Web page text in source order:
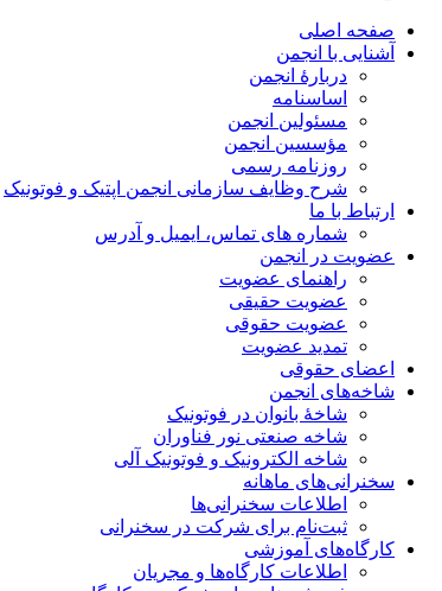
صفحه اصلی
آشنایی با انجمن
دربارۀ انجمن
اساسنامه
مسئولین انجمن
مؤسسین انجمن
روزنامه رسمی
شرح وظایف سازمانی انجمن اپتیک و فوتونیک
ارتباط با ما
شماره های تماس، ایمیل و آدرس
عضویت در انجمن
راهنمای عضویت
عضویت حقیقی
عضویت حقوقی
تمدید عضویت
اعضای حقوقی
شاخه‌های انجمن
شاخۀ بانوان در فوتونیک
شاخه صنعتی نور فناوران
شاخه‌ الکترونیک و فوتونیک آلی
سخنرانی‌های ماهانه
اطلاعات سخنرانی‌‌ها
ثبت‌نام برای شرکت در سخنرانی
کارگاه‌های آموزشی
اطلاعات کارگاه‌ها و مجریان